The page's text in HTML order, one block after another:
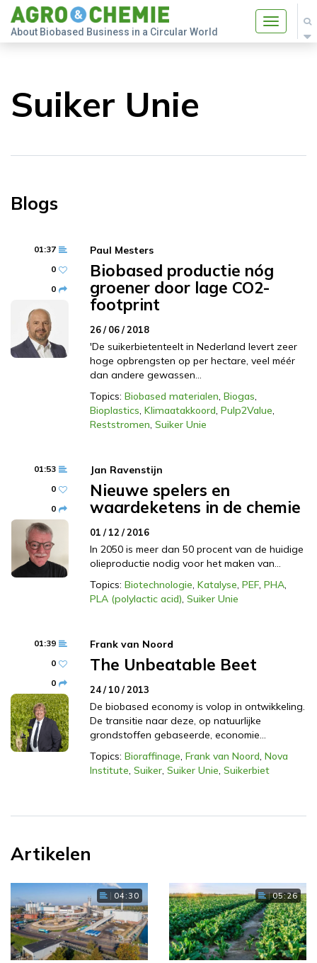
Toggle
About Biobased Business in a Circular World
Suiker Unie
Blogs
01:37
0
0
Paul Mesters
Biobased productie nóg
groener door lage CO2-
footprint
26 / 06 / 2018
'De suikerbietenteelt in Nederland levert zeer
hoge opbrengsten op per hectare, veel méér
dan andere gewassen…
Topics: Biobased materialen, Biogas,
Bioplastics, Klimaatakkoord, Pulp2Value,
Reststromen, Suiker Unie
01:53
0
0
Jan Ravenstijn
Nieuwe spelers en
waardeketens in de chemie
01 / 12 / 2016
In 2050 is meer dan 50 procent van de huidige
olieproductie nodig voor het maken van…
Topics: Biotechnologie, Katalyse, PEF, PHA,
PLA (polylactic acid), Suiker Unie
01:39
0
0
Frank van Noord
The Unbeatable Beet
24 / 10 / 2013
De biobased economy is volop in ontwikkeling.
De transitie naar deze, op natuurlijke
grondstoffen gebaseerde, economie…
Topics: Bioraffinage, Frank van Noord, Nova
Institute, Suiker, Suiker Unie, Suikerbiet
Artikelen
04:30 05:26